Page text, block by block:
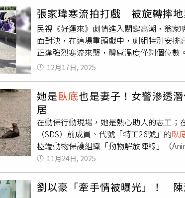
本劇的配角陣容同樣亮眼吸睛，為劇情增
惠真正的妹妹、20歲的嘻哈女孩「洪帳
學反應令人期待。此外，因《非常律師
熙」；曹瀚結則飾演靠關係空降的麻煩
與笑料的職場喜劇。（圖／取自
實感。全鐘瑞也回應跟韓韶禧並肩作戰
十足。實力派演員金新綠透露自己曾一度
酷無情的解決者角色，不惜剃光頭上陣，
演賭場老闆的妻子，不僅是她首度詮釋
禧在片中飾演夜晚聲色場所的王牌角色
美好的未來，鋌而走險去竊取黑錢和金條
翹首以盼她們將如何表現角色為了改變
「角色象徵性」：「她們本身就很具標誌
感染力的方式傳遞給觀眾。」導演也補充
韓韶禧首度接演商業電影女主角，她表示
次演出商業電影，還是會感到緊張與顫
外，當被問到與同齡的全鐘瑞共同合作
皙、身材纖瘦。我在片中幾乎看不到鐘
示：「在人性層面上，她也有隨性、不
「她在演戲時對現場的投入度非常高，
演出，加上我很清楚和同齡演員一起拍攝
張家瑋寒流拍打戲 被旋轉摔地
民視《好運來》劇情進入關鍵高潮，翁
面對決，在這場重頭戲中，劇組特別安
正逢強烈寒流來襲，體感溫度僅剩個位
業武術演員完成高風險動作；但岸上的
但動作戲毫不手軟，張家瑋不僅要在混
段，拍攝節奏緊湊、體力消耗極大，她
明飾演的明志，在這場戲中徹底「黑化
呼：「家明哥眼神一掃過來，真的會不寒
12月17日, 2025
她是臥底也是妻子！女警滲透
居
在動保行動現場，她是熱心助人的志工
（SDS）前成員、代號「特工26號」的臥
極端動物保護組織「動物解放陣線」（
至與一名激進分子發展出感情，最終假
《每日郵報》報導，克莉絲汀當年扮演
反皮草與獵狐抗議活動現場。她駕駛廂型
敦警察廳旗下「特別示威小組」（SDS）
11月24日, 2025
劉以豪「牽手情被曝光」！